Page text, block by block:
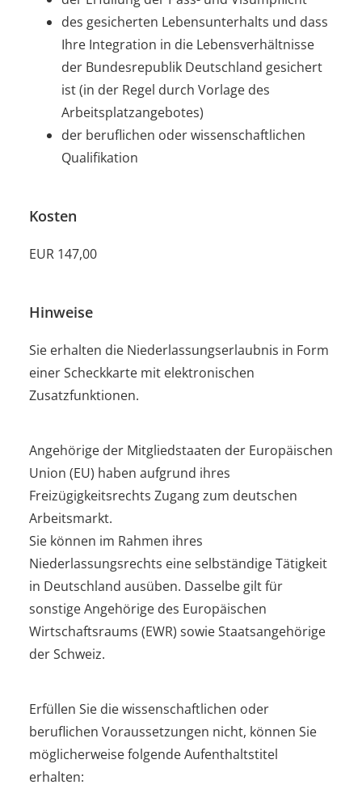
des gesicherten Lebensunterhalts und dass
Ihre Integration in die Lebensverhältnisse
der Bundesrepublik Deutschland gesichert
ist (in der Regel durch Vorlage des
Arbeitsplatzangebotes)
der beruflichen oder wissenschaftlichen
Qualifikation
Kosten
EUR 147,00
Hinweise
Sie erhalten die Niederlassungserlaubnis in Form
einer Scheckkarte mit elektronischen
Zusatzfunktionen.
Angehörige der Mitgliedstaaten der Europäischen
Union (EU) haben aufgrund ihres
Freizügigkeitsrechts Zugang zum deutschen
Arbeitsmarkt.
Sie können im Rahmen ihres
Niederlassungsrechts eine selbständige Tätigkeit
in Deutschland ausüben. Dasselbe gilt für
sonstige Angehörige des Europäischen
Wirtschaftsraums (EWR) sowie Staatsangehörige
der Schweiz.
Erfüllen Sie die wissenschaftlichen oder
beruflichen Voraussetzungen nicht, können Sie
möglicherweise folgende Aufenthaltstitel
erhalten: